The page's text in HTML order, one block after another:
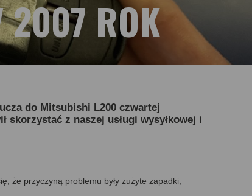
2007 ROK
do Mitsubishi L200 czwartej
skorzystać z naszej usługi wysyłkowej i
że przyczyną problemu były zużyte zapadki,